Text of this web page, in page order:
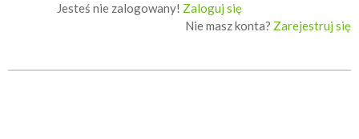
Jesteś nie zalogowany! Zaloguj się
Nie masz konta? Zarejestruj się